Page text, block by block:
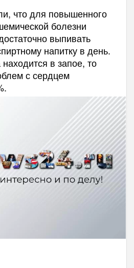
что для повышенного
болезни
выпивать
напитку в день.
в запое, то
с сердцем